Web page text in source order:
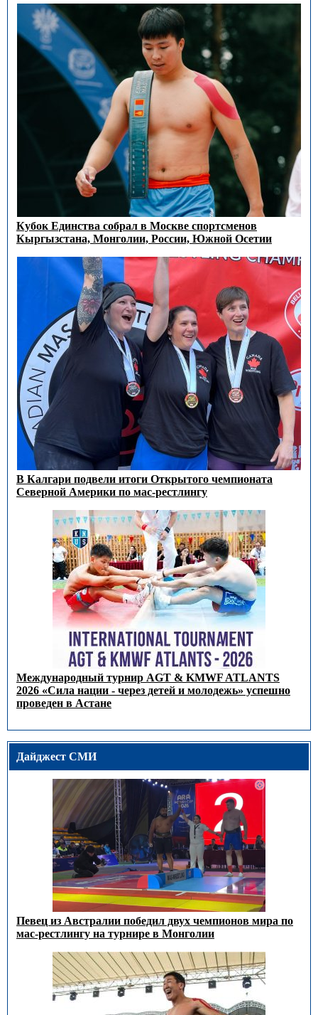
Кубок Единства собрал в Москве спортсменов
Кыргызстана, Монголии, России, Южной Осетии
В Калгари подвели итоги Открытого чемпионата
Северной Америки по мас-рестлингу
Международный турнир AGT & KMWF ATLANTS
2026 «Сила нации - через детей и молодежь» успешно
проведен в Астане
Дайджест СМИ
Певец из Австралии победил двух чемпионов мира по
мас-рестлингу на турнире в Монголии